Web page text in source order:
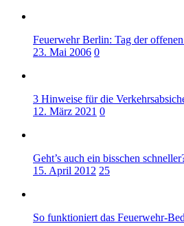
Feuerwehr Berlin: Tag der
23. Mai 2006 0
3 Hinweise für die
12. März 2021 0
Geht’s auch ein bisschen
15. April 2012 25
So funktioniert das Feuerwehr-